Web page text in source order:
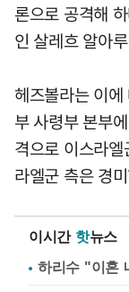
론으로 공격해
인 살레흐 알아
헤즈볼라는 이
부 사령부 본부
격으로 이스라
라엘군 측은 경
이시간 핫뉴스
하리수 "이혼